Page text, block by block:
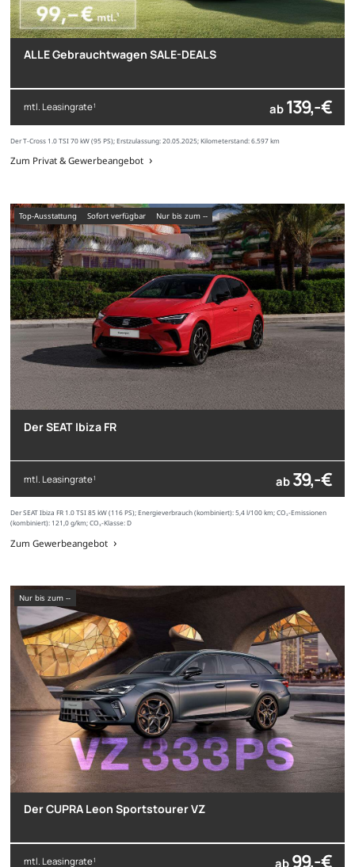
ALLE Gebrauchtwagen SALE-DEALS
mtl. Leasingrate1 ab 139,- €
Der T-Cross 1.0 TSI 70 kW (95 PS); Erstzulassung: 20.05.2025; Kilometerstand: 6.597 km
Zum Privat & Gewerbeangebot
Top-Ausstattung sofort verfügbar nur bis zum --
Der SEAT Ibiza FR
mtl. Leasingrate1 ab 39,- €
Der SEAT Ibiza FR 1.0 TSI 85 kW (116 PS); Energieverbrauch (kombiniert): 5,4 l/100 km; CO₂-Emissionen
(kombiniert): 121,0 g/km; CO₂-Klasse: D
Zum Gewerbeangebot
nur bis zum --
Der CUPRA Leon Sportstourer VZ
mtl. Leasingrate1 ab 99,- €